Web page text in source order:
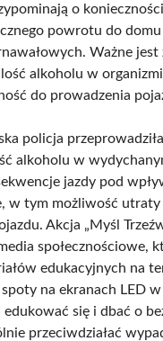
o
powrotu do
Ważne jest
alkoholu w
do prowadzenia
policja
alkoholu w
jazdy pod
w tym możliwość utraty
Akcja „Myśl
społecznościowe,
edukacyjnych na
na ekranach LED w
się i dbać o
przeciwdziałać